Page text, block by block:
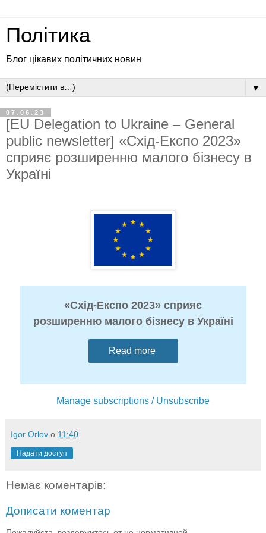
Політика
Блог цікавих політичних новин
▼
07.06.23
[EU Delegation to Ukraine – General
public newsletter] «Схід-Експо 2023»
сприяє розширенню малого бізнесу в
Україні
«Схід-Експо 2023» сприяє
розширенню малого бізнесу в Україні
Read more
Manage subscriptions / Unsubscribe
Igor Orlov о 11:40
Надати доступ
Немає коментарів:
Дописати коментар